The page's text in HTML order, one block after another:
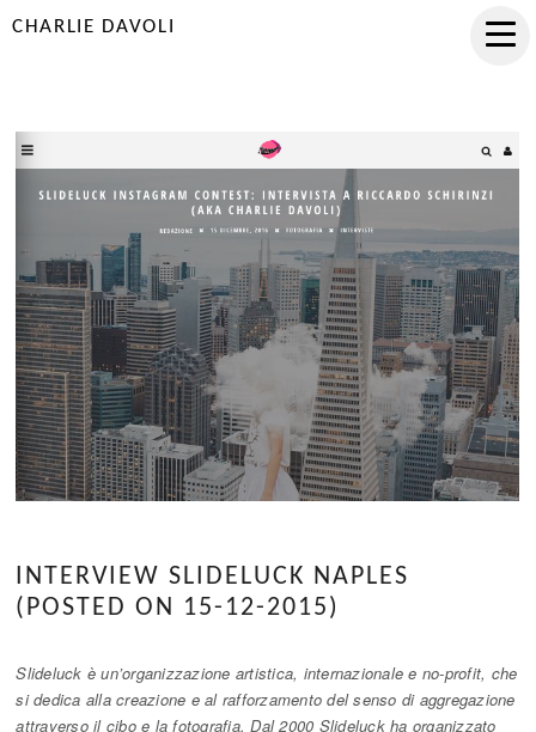
CHARLIE DAVOLI
INTERVIEW SLIDELUCK NAPLES
(POSTED ON 15-12-2015)
Slideluck è un’organizzazione artistica, internazionale e no-profit, che
si dedica alla creazione e al rafforzamento del senso di aggregazione
attraverso il cibo e la fotografia. Dal 2000 Slideluck ha organizzato